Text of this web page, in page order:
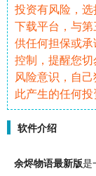
投资有风险，
下载平台，与
供任何担保或
控制，提醒您
风险意识，自
此产生的任何投
软件介绍
余烬物语最新版是